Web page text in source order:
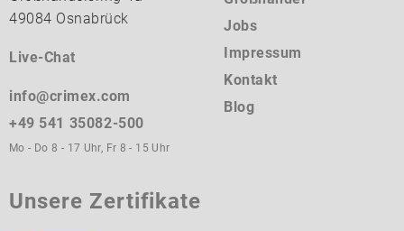
49084 Osnabrück
Live-Chat
info@crimex.com
+49 541 35082-500
Mo - Do 8 - 17 Uhr, Fr 8 - 15 Uhr
Jobs
Impressum
Kontakt
Blog
Unsere Zertifikate